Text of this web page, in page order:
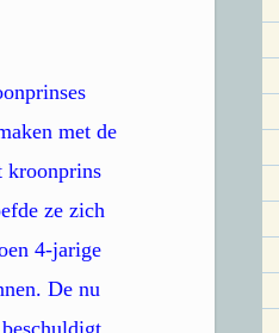
met de
kroonprins
ze zich
4-jarige
De nu